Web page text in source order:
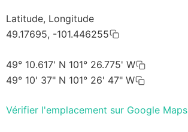
Latitude, Longitude
49.17695, -101.446255
49° 10.617' N 101° 26.775' W
49° 10' 37" N 101° 26' 47" W
Vérifier l'emplacement sur Google Maps